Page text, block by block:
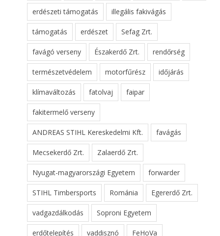
erdészeti támogatás illegális fakivágás
támogatás erdészet Sefag Zrt.
favágó verseny Északerdő Zrt. rendőrség
természetvédelem motorfűrész időjárás
klímaváltozás fatolvaj faipar
fakitermelő verseny
ANDREAS STIHL Kereskedelmi Kft. favágás
Mecsekerdő Zrt. Zalaerdő Zrt.
Nyugat-magyarországi Egyetem forwarder
STIHL Timbersports Románia Egererdő Zrt.
vadgazdálkodás Soproni Egyetem
erdőtelepítés vaddisznó FeHoVa